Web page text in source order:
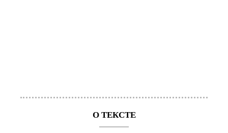
О ТЕКСТЕ